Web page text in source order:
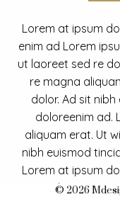
Lorem at ipsum
enim ad Lorem
ut laoreet sed re
re magna
dolor. Ad sit
doloreenim ad.
aliquam erat. Ut
nibh euismod
Lorem at ipsum
enim ad Lorem
© 2026